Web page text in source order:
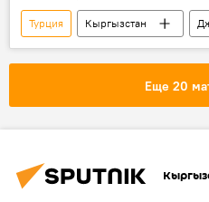
Турция Кыргызстан
Официальный визит
Еще 20